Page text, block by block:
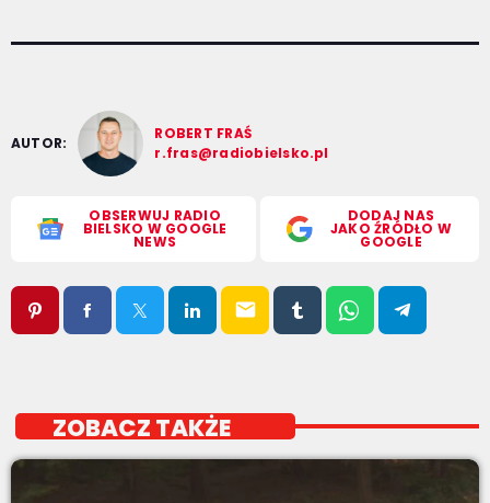
AUTOR:
ROBERT FRAŚ
r.fras@radiobielsko.pl
OBSERWUJ RADIO
BIELSKO W GOOGLE
NEWS
DODAJ NAS
JAKO ŹRÓDŁO W
GOOGLE
email
ZOBACZ TAKŻE